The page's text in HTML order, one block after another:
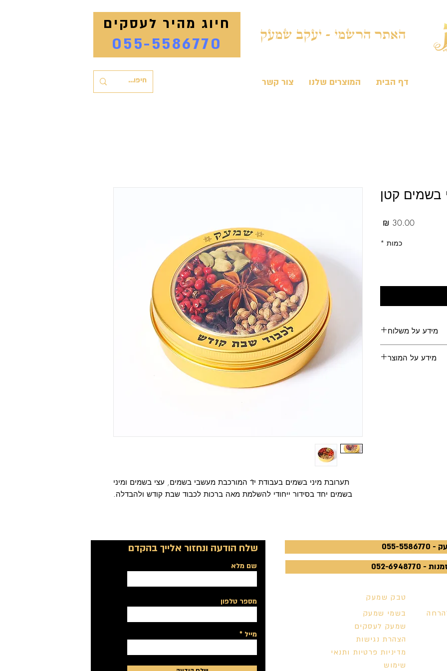
חיוג מהיר לעסקים
055-5586770 האתר הרשמי - יעקב שמעק
דף הבית המוצרים שלנו צור קשר
תערובת מיני בשמים בעבודת ידֿ המורכבת מעשבי בשמים, עצי בשמים ומיני
בשמים יחד בסידור ייחודי להשלמת מאה ברכות לכבוד שבת קודש ולהבדלה.
בשמים קטן
כמות *
מידע על משלוח
מידע על המוצר
שלח הודעה ונחזור אלייך בהקדם
שם מלא
מספר טלפון
מייל
6948770
טבק שמעק
בשמי שמעק
שמעק לעסקים
הצהרת נגישות
מדיניות פרטיות ותנאי
שימוש